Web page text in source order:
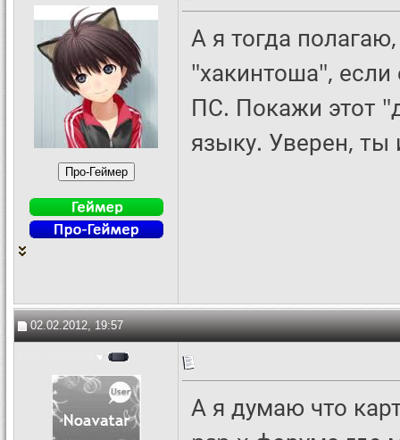
А я тогда
"хакинтоша",
ПС. Покажи этот
языку. Уверен, ты
02.02.2012, 19:57
А я думаю что